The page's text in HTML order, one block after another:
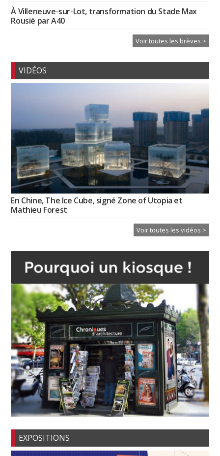
À Villeneuve-sur-Lot, transformation du Stade Max
Rousié par A40
Voir toutes les brèves >
VIDÉOS
En Chine, The Ice Cube, signé Zone of Utopia et
Mathieu Forest
Voir toutes les vidéos >
EXPOSITIONS